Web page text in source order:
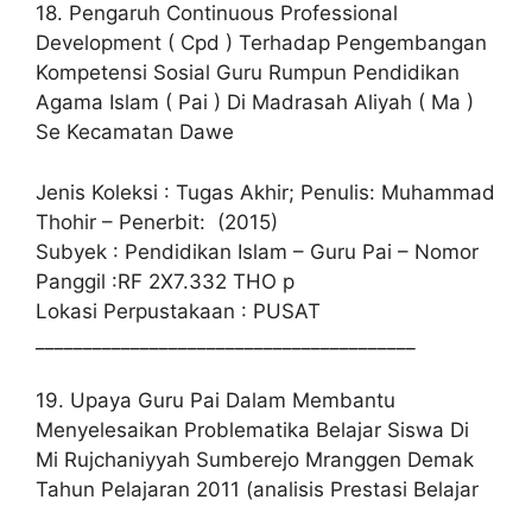
18. Pengaruh Continuous Professional
Development ( Cpd ) Terhadap Pengembangan
Kompetensi Sosial Guru Rumpun Pendidikan
Agama Islam ( Pai ) Di Madrasah Aliyah ( Ma )
Se Kecamatan Dawe
Jenis Koleksi : Tugas Akhir; Penulis: Muhammad
Thohir – Penerbit: (2015)
Subyek : Pendidikan Islam – Guru Pai – Nomor
Panggil :RF 2X7.332 THO p
Lokasi Perpustakaan : PUSAT
19. Upaya Guru Pai Dalam Membantu
Menyelesaikan Problematika Belajar Siswa Di
Mi Rujchaniyyah Sumberejo Mranggen Demak
Tahun Pelajaran 2011 (analisis Prestasi Belajar